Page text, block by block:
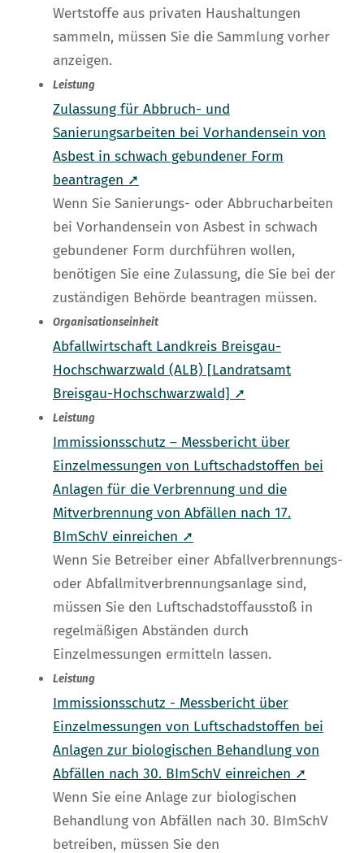
Wertstoffe aus privaten Haushaltungen
sammeln, müssen Sie die Sammlung vorher
anzeigen.
Leistung
Zulassung für Abbruch- und
Sanierungsarbeiten bei Vorhandensein von
Asbest in schwach gebundener Form
beantragen ➚
Wenn Sie Sanierungs- oder Abbrucharbeiten
bei Vorhandensein von Asbest in schwach
gebundener Form durchführen wollen,
benötigen Sie eine Zulassung, die Sie bei der
zuständigen Behörde beantragen müssen.
Organisationseinheit
Abfallwirtschaft Landkreis Breisgau-
Hochschwarzwald (ALB) [Landratsamt
Breisgau-Hochschwarzwald] ➚
Leistung
Immissionsschutz – Messbericht über
Einzelmessungen von Luftschadstoffen bei
Anlagen für die Verbrennung und die
Mitverbrennung von Abfällen nach 17.
BImSchV einreichen ➚
Wenn Sie Betreiber einer Abfallverbrennungs-
oder Abfallmitverbrennungsanlage sind,
müssen Sie den Luftschadstoffausstoß in
regelmäßigen Abständen durch
Einzelmessungen ermitteln lassen.
Leistung
Immissionsschutz - Messbericht über
Einzelmessungen von Luftschadstoffen bei
Anlagen zur biologischen Behandlung von
Abfällen nach 30. BImSchV einreichen ➚
Wenn Sie eine Anlage zur biologischen
Behandlung von Abfällen nach 30. BImSchV
betreiben, müssen Sie den